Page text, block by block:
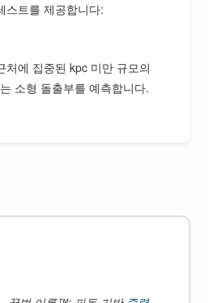
스트를 제공합니다:
처에 집중된 kpc 미만 규모의
소형 돌출부를 예측합니다.